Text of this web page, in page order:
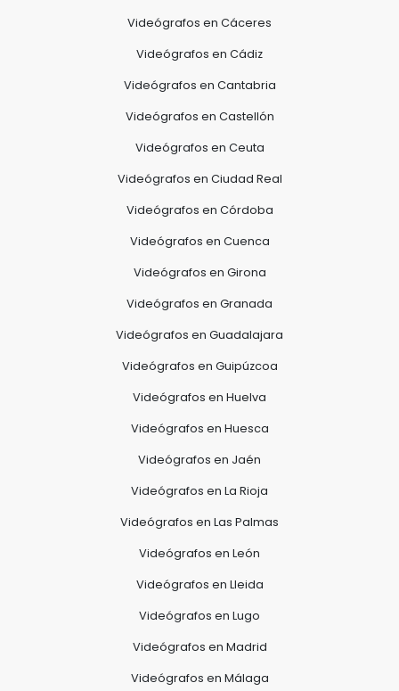
Videógrafos en Cáceres
Videógrafos en Cádiz
Videógrafos en Cantabria
Videógrafos en Castellón
Videógrafos en Ceuta
Videógrafos en Ciudad Real
Videógrafos en Córdoba
Videógrafos en Cuenca
Videógrafos en Girona
Videógrafos en Granada
Videógrafos en Guadalajara
Videógrafos en Guipúzcoa
Videógrafos en Huelva
Videógrafos en Huesca
Videógrafos en Jaén
Videógrafos en La Rioja
Videógrafos en Las Palmas
Videógrafos en León
Videógrafos en Lleida
Videógrafos en Lugo
Videógrafos en Madrid
Videógrafos en Málaga